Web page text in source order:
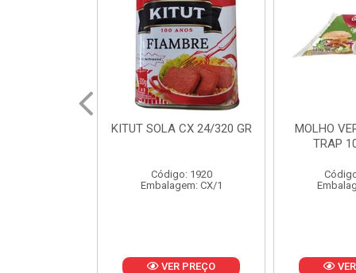
MOLHO VERDE D'AJUDA
Código: 13751
Embalagem: CX/1
VER PREÇO
FRUTAS
CX